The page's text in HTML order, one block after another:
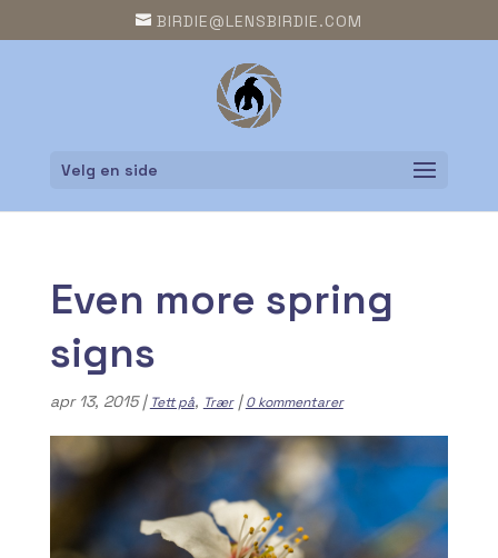
BIRDIE@LENSBIRDIE.COM
Velg en side
Even more spring
signs
apr 13, 2015| Tett på, Trær|0 kommentarer